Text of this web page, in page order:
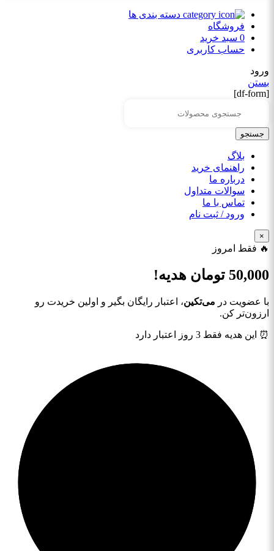
دسته بندی ها
فروشگاه
0 سبد خرید
حساب کاربری
ورود
بستن
[df-form]
جستجو
بلاگ
راهنمای خرید
درباره ما
سوالات متداول
تماس با ما
ورود / ثبت نام
×
🔥 فقط امروز
50,000 تومان هدیه!
با عضویت در می‌تکین، اعتبار رایگان بگیر و اولین خریدت رو
ارزون‌تر کن.
⏰ این هدیه فقط 3 روز اعتبار دارد